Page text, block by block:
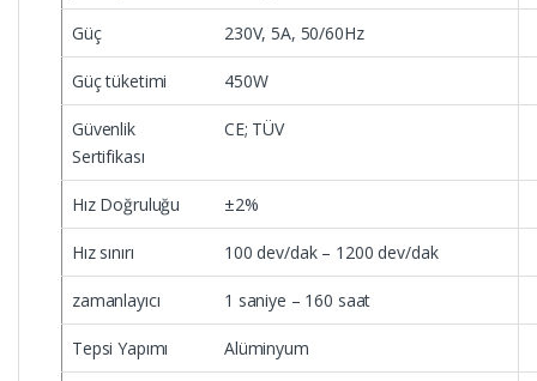
Güç 230V, 5A, 50/60Hz
Güç tüketimi 450W
Güvenlik
Sertifikası
CE; TÜV
Hız Doğruluğu ±2%
Hız sınırı 100 dev/dak – 1200 dev/dak
zamanlayıcı 1 saniye – 160 saat
Tepsi Yapımı Alüminyum